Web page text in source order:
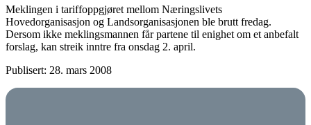
Meklingen i tariffoppgjøret mellom Næringslivets
Hovedorganisasjon og Landsorganisasjonen ble brutt fredag.
Dersom ikke meklingsmannen får partene til enighet om et anbefalt
forslag, kan streik inntre fra onsdag 2. april.
Publisert: 28. mars 2008